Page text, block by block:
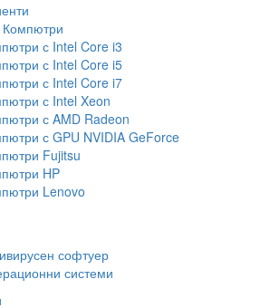
Компютри
с Intel Core i3
с Intel Core i5
с Intel Core i7
с Intel Xeon
с AMD Radeon
с GPU NVIDIA GeForce
Fujitsu
HP
Lenovo
софтуер
системи